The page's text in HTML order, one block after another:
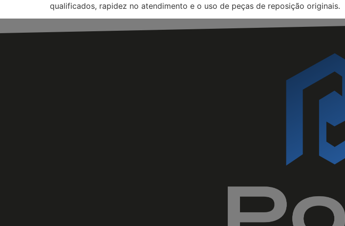
qualificados, rapidez no atendimento e o uso de peças de reposição originais.